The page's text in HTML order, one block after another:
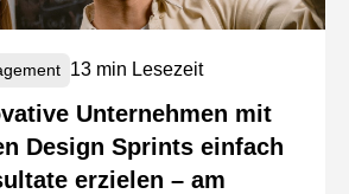
13 min Lesezeit
Unternehmen mit
Design Sprints einfach
erzielen – am